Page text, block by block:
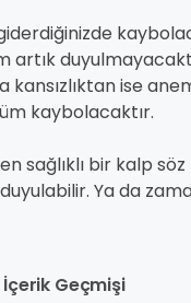
artık
kansızlıktan ise
kaybolacaktır.
sağlıklı bir kalp söz
Ya da
İçerik Geçmişi